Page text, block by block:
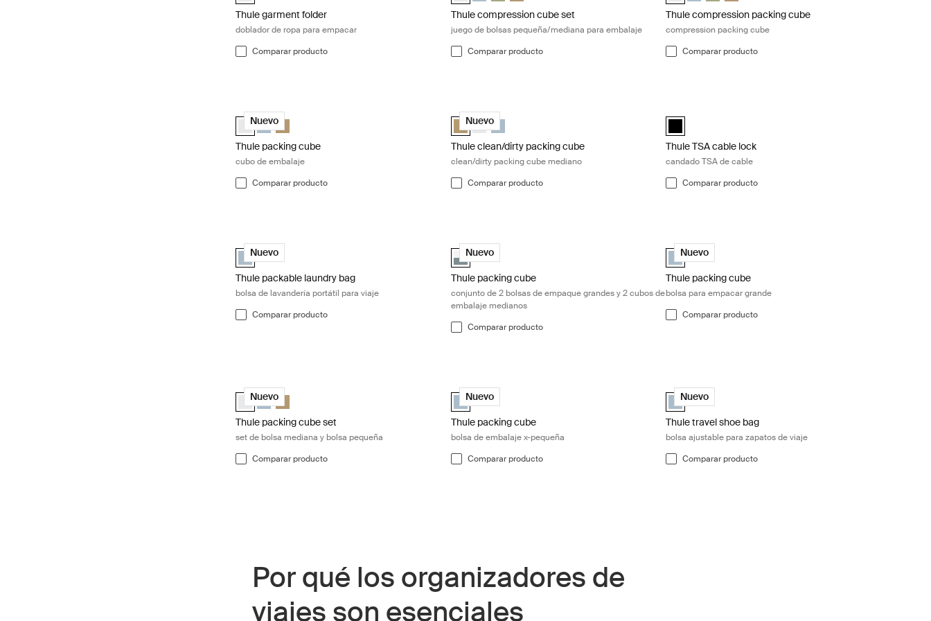
Thule garment folder
doblador de ropa para empacar
Comparar producto
Thule compression cube set
juego de bolsas pequeña/mediana para embalaje
Comparar producto
Thule compression packing cube
compression packing cube
Comparar producto
Thule packing cube cubo de embalaje White
Nuevo
Thule packing cube medium Blanco (selected)
Thule packing cube medium Gris estanque
Thule packing cube medium Beige suave
Thule packing cube
cubo de embalaje
Comparar producto
Thule clean/dirty packing cube clean/dirty packing cube mediano Gentle beige
Nuevo
Thule clean/dirty packing cube Beige suave (selected)
Thule clean/dirty packing cube Blanco
Thule clean/dirty packing cube Gris estanque
Thule clean/dirty packing cube
clean/dirty packing cube mediano
Comparar producto
Thule TSA cable lock Negro (selected)
Thule TSA cable lock
candado TSA de cable
Comparar producto
Thule packable laundry bag bolsa de lavandería portátil para viaje Pond gray
Nuevo
Thule packable laundry bag Gris estanque (selected)
Thule packable laundry bag
bolsa de lavandería portátil para viaje
Comparar producto
Thule packing cube conjunto de 2 bolsas de empaque grandes y 2 cubos de embalaje medianos Pond gray/
Nuevo
Thule packing cube family set Gris estanque/blanco (selected)
Thule packing cube
conjunto de 2 bolsas de empaque grandes y 2 cubos de
embalaje medianos
Comparar producto
Thule packing cube bolsa para empacar grande Pond gray
Nuevo
Thule packing cube large Gris estanque (selected)
Thule packing cube
bolsa para empacar grande
Comparar producto
Thule packing cube set set de bolsa mediana y bolsa pequeña White
Nuevo
Thule packing cube set Blanco (selected)
Thule packing cube set Gris estanque
Thule packing cube set Beige suave
Thule packing cube set
set de bolsa mediana y bolsa pequeña
Comparar producto
Thule packing cube bolsa de embalaje x-pequeña Pond gray
Nuevo
Thule packing cube- xsmall Gris estanque (selected)
Thule packing cube
bolsa de embalaje x-pequeña
Comparar producto
Thule travel shoe bag bolsa ajustable para zapatos de viaje
Nuevo
Thule travel shoe bag Gris estanque (selected)
Thule travel shoe bag
bolsa ajustable para zapatos de viaje
Comparar producto
Por qué los organizadores de
viajes son esenciales